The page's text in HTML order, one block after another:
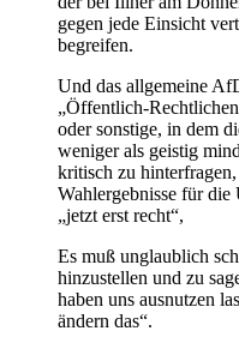
gegen jede Einsicht
begreifen.
Und das allgemeine
„Öffentlich-
oder sonstige, in dem
weniger als geistig
kritisch zu
Wahlergebnisse für
„jetzt erst recht“,
Es muß unglaublich
hinzustellen und zu
haben uns ausnutzen
ändern das“.